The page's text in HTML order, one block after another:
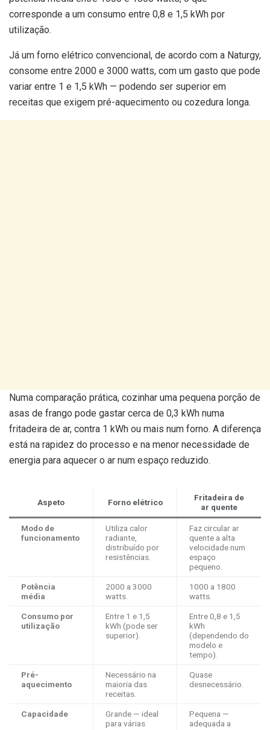
corresponde a um consumo entre 0,8 e 1,5 kWh por
utilização.
Já um forno elétrico convencional, de acordo com a Naturgy,
consome entre 2000 e 3000 watts, com um gasto que pode
variar entre 1 e 1,5 kWh — podendo ser superior em
receitas que exigem pré-aquecimento ou cozedura longa.
Numa comparação prática, cozinhar uma pequena porção de
asas de frango pode gastar cerca de 0,3 kWh numa
fritadeira de ar, contra 1 kWh ou mais num forno. A diferença
está na rapidez do processo e na menor necessidade de
energia para aquecer o ar num espaço reduzido.
Aspeto Forno elétrico
Fritadeira de
ar quente
Modo de
funcionamento
Utiliza calor
radiante,
distribuído por
resistências.
Faz circular ar
quente a alta
velocidade num
espaço
pequeno.
Potência
média
2000 a 3000
watts.
1000 a 1800
watts.
Consumo por
utilização
Entre 1 e 1,5
kWh (pode ser
superior).
Entre 0,8 e 1,5
kWh
(dependendo do
modelo e
tempo).
Pré-
aquecimento
Necessário na
maioria das
receitas.
Quase
desnecessário.
Capacidade
Grande — ideal
para várias
Pequena —
adequada a